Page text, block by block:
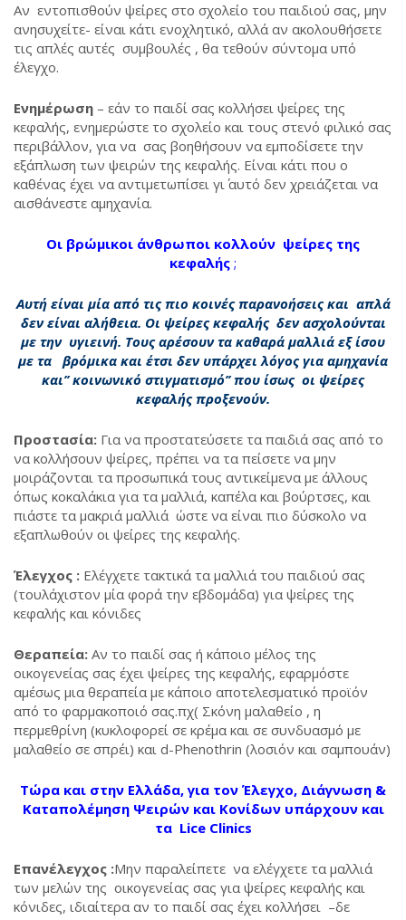
Αν εντοπισθούν ψείρες στο σχολείο του παιδιού σας, μην
ανησυχείτε- είναι κάτι ενοχλητικό, αλλά αν ακολουθήσετε
τις απλές αυτές συμβουλές , θα τεθούν σύντομα υπό
έλεγχο.
Ενημέρωση – εάν το παιδί σας κολλήσει ψείρες της
κεφαλής, ενημερώστε το σχολείο και τους στενό φιλικό σας
περιβάλλον, για να σας βοηθήσουν να εμποδίσετε την
εξάπλωση των ψειρών της κεφαλής. Είναι κάτι που ο
καθένας έχει να αντιμετωπίσει γι΄ αυτό δεν χρειάζεται να
αισθάνεστε αμηχανία.
Οι βρώμικοι άνθρωποι κολλούν ψείρες της
κεφαλής ;
Αυτή είναι μία από τις πιο κοινές παρανοήσεις και απλά
δεν είναι αλήθεια. Οι ψείρες κεφαλής δεν ασχολούνται
με την υγιεινή. Τους αρέσουν τα καθαρά μαλλιά εξ ίσου
με τα βρόμικα και έτσι δεν υπάρχει λόγος για αμηχανία
και’’ κοινωνικό στιγματισμό’’ που ίσως οι ψείρες
κεφαλής προξενούν.
Προστασία: Για να προστατεύσετε τα παιδιά σας από το
να κολλήσουν ψείρες, πρέπει να τα πείσετε να μην
μοιράζονται τα προσωπικά τους αντικείμενα με άλλους
όπως κοκαλάκια για τα μαλλιά, καπέλα και βούρτσες, και
πιάστε τα μακριά μαλλιά ώστε να είναι πιο δύσκολο να
εξαπλωθούν οι ψείρες της κεφαλής.
Έλεγχος : Ελέγχετε τακτικά τα μαλλιά του παιδιού σας
(τουλάχιστον μία φορά την εβδομάδα) για ψείρες της
κεφαλής και κόνιδες
Θεραπεία: Αν το παιδί σας ή κάποιο μέλος της
οικογενείας σας έχει ψείρες της κεφαλής, εφαρμόστε
αμέσως μια θεραπεία με κάποιο αποτελεσματικό προϊόν
από το φαρμακοποιό σας.πχ( Σκόνη μαλαθείο , η
περμεθρίνη (κυκλοφορεί σε κρέμα και σε συνδυασμό με
μαλαθείο σε σπρέι) και d-Phenothrin (λοσιόν και σαμπουάν)
Τώρα και στην Ελλάδα, για τον Έλεγχο, Διάγνωση &
Καταπολέμηση Ψειρών και Κονίδων υπάρχουν και
τα Lice Clinics
Επανέλεγχος :Μην παραλείπετε να ελέγχετε τα μαλλιά
των μελών της οικογενείας σας για ψείρες κεφαλής και
κόνιδες, ιδιαίτερα αν το παιδί σας έχει κολλήσει –δε